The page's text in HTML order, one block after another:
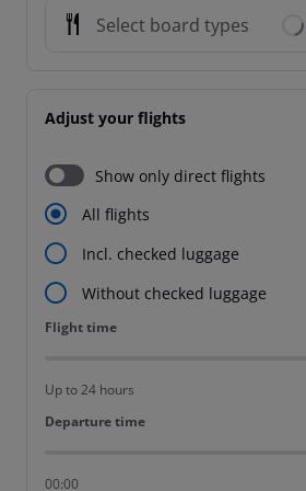
Select board types
Adjust your flights
Show only direct flights
All flights
Incl. checked luggage
Without checked luggage
Flight time
Flight time
Up to 24 hours
Departure time
Departure time
00:00